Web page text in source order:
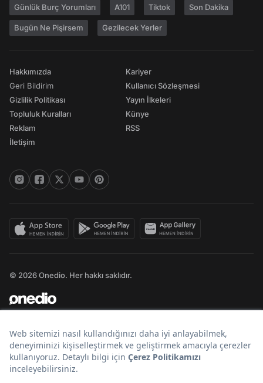
Günlük Burç Yorumları A101 Tiktok Son Dakika
Bugün Ne Pişirsem Gezilecek Yerler
Hakkımızda
Geri Bildirim
Gizlilik Politikası
Topluluk Kuralları
Reklam
İletişim
Kariyer
Kullanıcı Sözleşmesi
Yayın İlkeleri
Künye
RSS
© 2026 Onedio. Her hakkı saklıdır.
Bir markasıdır.